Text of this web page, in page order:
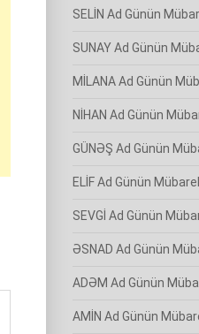
SELİN Ad Günün
SUNAY Ad Günün
MİLANA Ad Günün
NİHAN Ad Günün
GÜNƏŞ Ad Günün
ELİF Ad Günün
SEVGİ Ad Günün
ƏSNAD Ad Günün
ADƏM Ad Günün
AMİN Ad Günün